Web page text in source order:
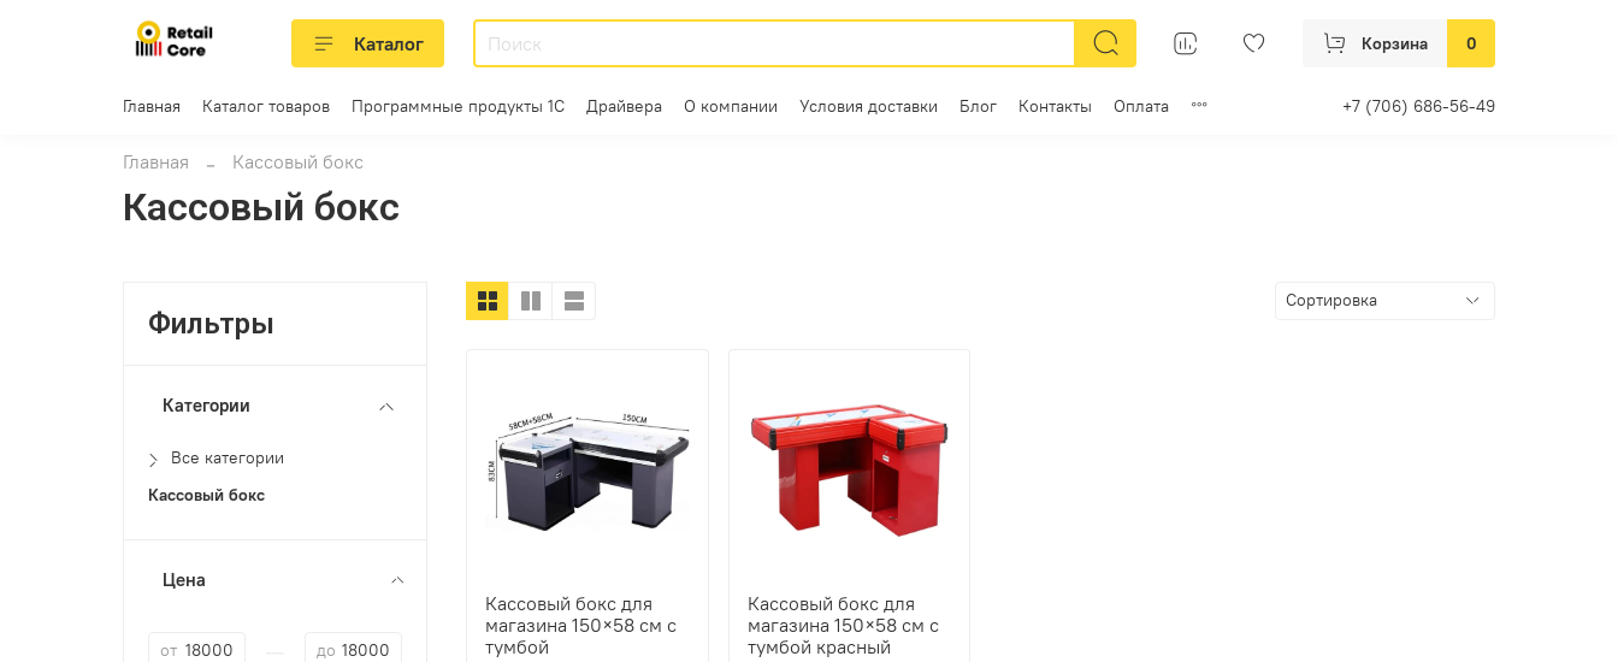
Каталог Корзина 0
Главная Каталог товаров Программные продукты 1С Драйвера О компании Условия доставки Блог Контакты Оплата +7 (706) 686-56-49
Главная Кассовый бокс
Кассовый бокс
Кассовый бокс для
магазина 150×58 см с
тумбой
Кассовый бокс для
магазина 150×58 см с
тумбой красный
Фильтры
Категории
Все категории
Кассовый бокс
Цена
от до